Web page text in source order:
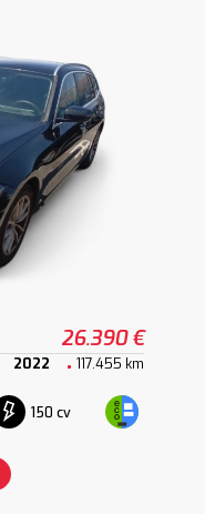
26.390 €
2022 117.455 km
150 cv